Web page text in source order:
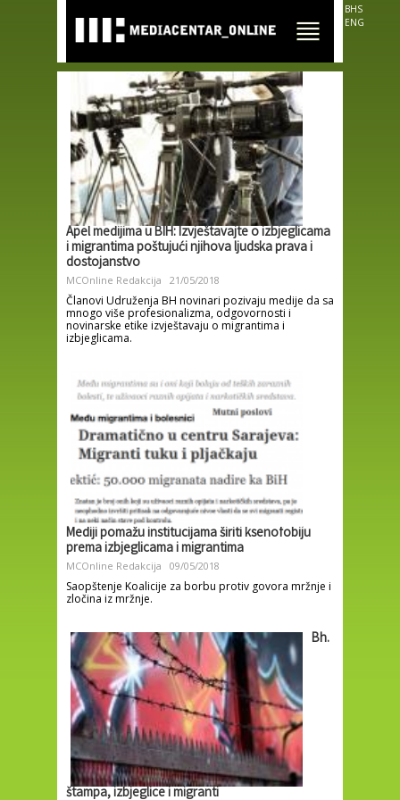
main
content
BHS
ENG
Apel medijima u BIH: Izvještavajte o izbjeglicama
i migrantima poštujući njihova ljudska prava i
dostojanstvo
MCOnline Redakcija 21/05/2018
Članovi Udruženja BH novinari pozivaju medije da sa
mnogo više profesionalizma, odgovornosti i
novinarske etike izvještavaju o migrantima i
izbjeglicama.
Mediji pomažu institucijama širiti ksenofobiju
prema izbjeglicama i migrantima
MCOnline Redakcija 09/05/2018
Saopštenje Koalicije za borbu protiv govora mržnje i
zločina iz mržnje.
Bh.
štampa, izbjeglice i migranti